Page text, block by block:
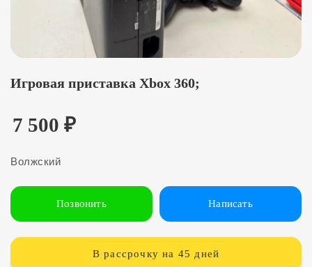
Игровая приставка Xbox 360;
7 500 ₽
Волжский
Позвонить Написать
В рассрочку на 45 дней